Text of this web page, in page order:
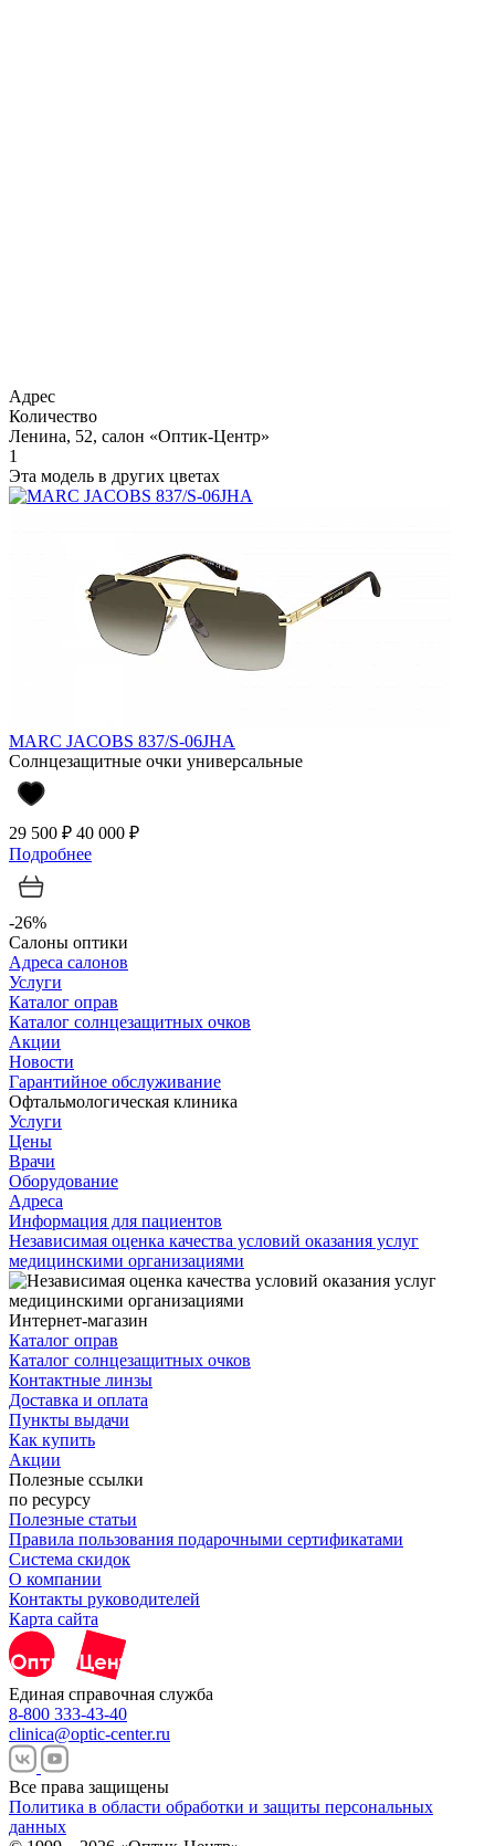
Адрес
Количество
Ленина, 52, салон «Оптик-Центр»
1
Эта модель в других цветах
MARC JACOBS 837/S-06JHA
Солнцезащитные очки универсальные
29 500 ₽ 40 000 ₽
Подробнее
-26%
Салоны оптики
Адреса салонов
Услуги
Каталог оправ
Каталог солнцезащитных очков
Акции
Новости
Гарантийное обслуживание
Офтальмологическая клиника
Услуги
Цены
Врачи
Оборудование
Адреса
Информация для пациентов
Независимая оценка качества условий оказания услуг
медицинскими организациями
Интернет-магазин
Каталог оправ
Каталог солнцезащитных очков
Контактные линзы
Доставка и оплата
Пункты выдачи
Как купить
Акции
Полезные ссылки
по ресурсу
Полезные статьи
Правила пользования подарочными сертификатами
Система скидок
О компании
Контакты руководителей
Карта сайта
Единая справочная служба
8-800 333-43-40
clinica@optic-center.ru
Все права защищены
Политика в области обработки и защиты персональных
данных